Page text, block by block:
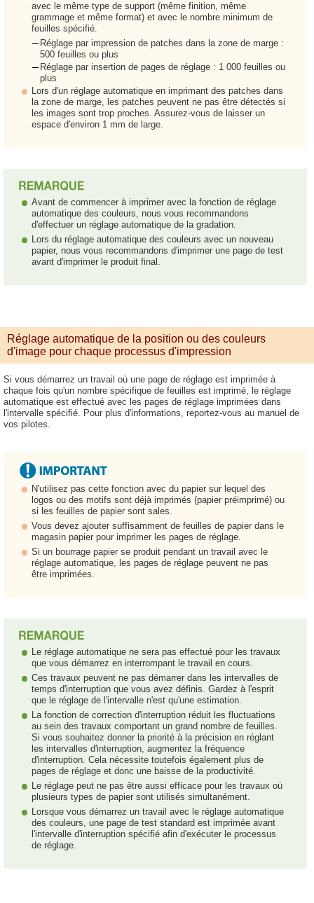
avec le même type de support (même finition, même
grammage et même format) et avec le nombre minimum de
feuilles spécifié.
Réglage par impression de patches dans la zone de marge :
500 feuilles ou plus
Réglage par insertion de pages de réglage : 1 000 feuilles ou
plus
Lors d'un réglage automatique en imprimant des patches dans
la zone de marge, les patches peuvent ne pas être détectés si
les images sont trop proches. Assurez-vous de laisser un
espace d'environ 1 mm de large.
Avant de commencer à imprimer avec la fonction de réglage
automatique des couleurs, nous vous recommandons
d'effectuer un réglage automatique de la gradation.
Lors du réglage automatique des couleurs avec un nouveau
papier, nous vous recommandons d'imprimer une page de test
avant d'imprimer le produit final.
Réglage automatique de la position ou des couleurs
d'image pour chaque processus d'impression
Si vous démarrez un travail où une page de réglage est imprimée à
chaque fois qu'un nombre spécifique de feuilles est imprimé, le réglage
automatique est effectué avec les pages de réglage imprimées dans
l'intervalle spécifié. Pour plus d'informations, reportez-vous au manuel de
vos pilotes.
N'utilisez pas cette fonction avec du papier sur lequel des
logos ou des motifs sont déjà imprimés (papier préimprimé) ou
si les feuilles de papier sont sales.
Vous devez ajouter suffisamment de feuilles de papier dans le
magasin papier pour imprimer les pages de réglage.
Si un bourrage papier se produit pendant un travail avec le
réglage automatique, les pages de réglage peuvent ne pas
être imprimées.
Le réglage automatique ne sera pas effectué pour les travaux
que vous démarrez en interrompant le travail en cours.
Ces travaux peuvent ne pas démarrer dans les intervalles de
temps d'interruption que vous avez définis. Gardez à l'esprit
que le réglage de l'intervalle n'est qu'une estimation.
La fonction de correction d'interruption réduit les fluctuations
au sein des travaux comportant un grand nombre de feuilles.
Si vous souhaitez donner la priorité à la précision en réglant
les intervalles d'interruption, augmentez la fréquence
d'interruption. Cela nécessite toutefois également plus de
pages de réglage et donc une baisse de la productivité.
Le réglage peut ne pas être aussi efficace pour les travaux où
plusieurs types de papier sont utilisés simultanément.
Lorsque vous démarrez un travail avec le réglage automatique
des couleurs, une page de test standard est imprimée avant
l'intervalle d'interruption spécifié afin d'exécuter le processus
de réglage.